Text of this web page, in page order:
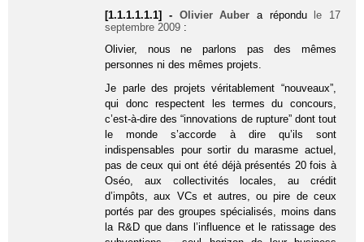
[1.1.1.1.1.1] - Olivier Auber a répondu le 17
septembre 2009 :
Olivier, nous ne parlons pas des mêmes
personnes ni des mêmes projets.
Je parle des projets véritablement “nouveaux”,
qui donc respectent les termes du concours,
c’est-à-dire des “innovations de rupture” dont tout
le monde s’accorde à dire qu’ils sont
indispensables pour sortir du marasme actuel,
pas de ceux qui ont été déjà présentés 20 fois à
Oséo, aux collectivités locales, au crédit
d’impôts, aux VCs et autres, ou pire de ceux
portés par des groupes spécialisés, moins dans
la R&D que dans l’influence et le ratissage des